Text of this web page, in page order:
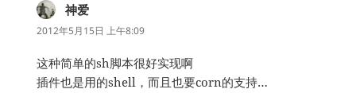
神爱
道：
2012年5月15日 上午8:09
这种简单的sh脚本很好实现啊
插件也是用的shell，而且也要corn的支持…